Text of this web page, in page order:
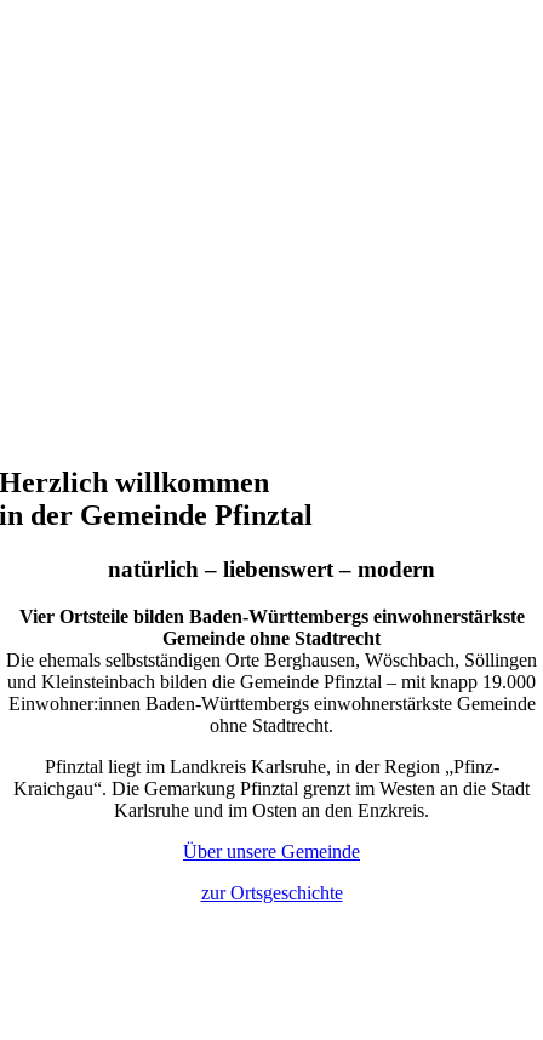
Herzlich willkommen
in der Gemeinde Pfinztal
natürlich – liebenswert– modern
Vier Ortsteile bilden Baden-Württembergs einwohnerstärkste
Gemeinde ohne Stadtrecht
Die ehemals selbstständigen Orte Berghausen, Wöschbach, Söllingen
und Kleinsteinbach bilden die Gemeinde Pfinztal – mit knapp 19.000
Einwohner:innen Baden-Württembergs einwohnerstärkste Gemeinde
ohne Stadtrecht.
Pfinztal liegt im Landkreis Karlsruhe, in der Region „Pfinz-
Kraichgau“. Die Gemarkung Pfinztal grenzt im Westen an die Stadt
Karlsruhe und im Osten an den Enzkreis.
Über unsere Gemeinde
zur Ortsgeschichte